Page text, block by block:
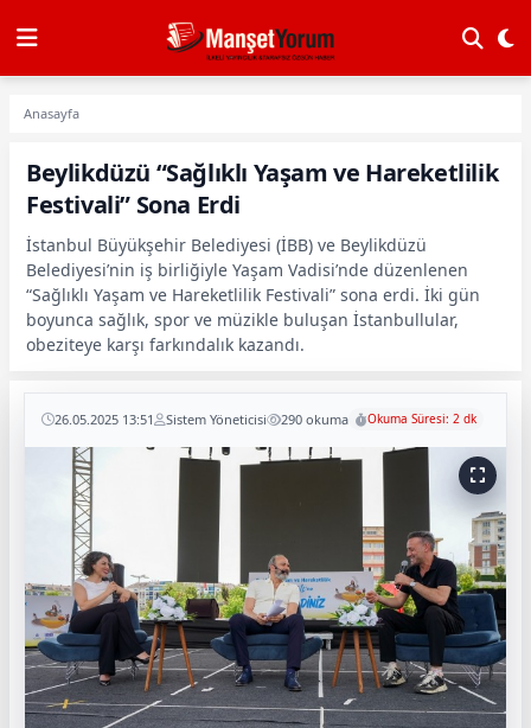
Anasayfa
Beylikdüzü “Sağlıklı Yaşam ve Hareketlilik
Festivali” Sona Erdi
İstanbul Büyükşehir Belediyesi (İBB) ve Beylikdüzü
Belediyesi’nin iş birliğiyle Yaşam Vadisi’nde düzenlenen
“Sağlıklı Yaşam ve Hareketlilik Festivali” sona erdi. İki gün
boyunca sağlık, spor ve müzikle buluşan İstanbullular,
obeziteye karşı farkındalık kazandı.
26.05.2025 13:51 Sistem Yöneticisi 290 okuma Okuma Süresi: 2 dk